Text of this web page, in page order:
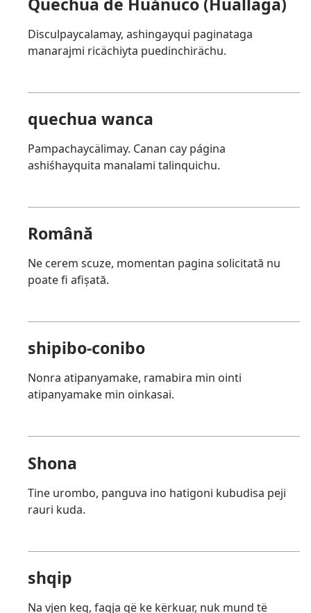
Disculpaycalamay, ashingayqui paginataga
manarajmi ricächiyta puedinchirächu.
quechua wanca
Pampachaycälimay. Canan cay página
ashiśhayquita manalami talinquichu.
Română
Ne cerem scuze, momentan pagina solicitată nu
poate fi afișată.
shipibo-conibo
Nonra atipanyamake, ramabira min ointi
atipanyamake min oinkasai.
Shona
Tine urombo, panguva ino hatigoni kubudisa peji
rauri kuda.
shqip
Na vjen keq, faqja që ke kërkuar, nuk mund të